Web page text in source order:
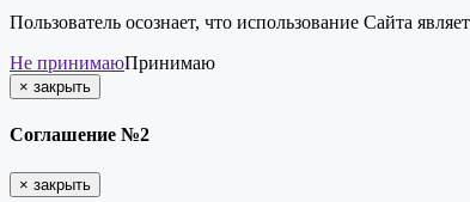
Пользователь осознает, что использование Сайта
Не принимаюПринимаю
× закрыть
Соглашение №2
× закрыть